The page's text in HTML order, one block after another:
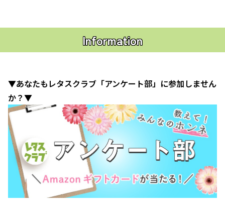
Information
▼あなたもレタスクラブ「アンケート部」に参加しません
か？▼